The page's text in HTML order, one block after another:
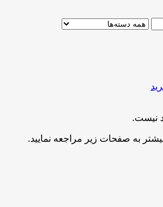
نیست.
به صفحات زیر مراجعه نمایید.